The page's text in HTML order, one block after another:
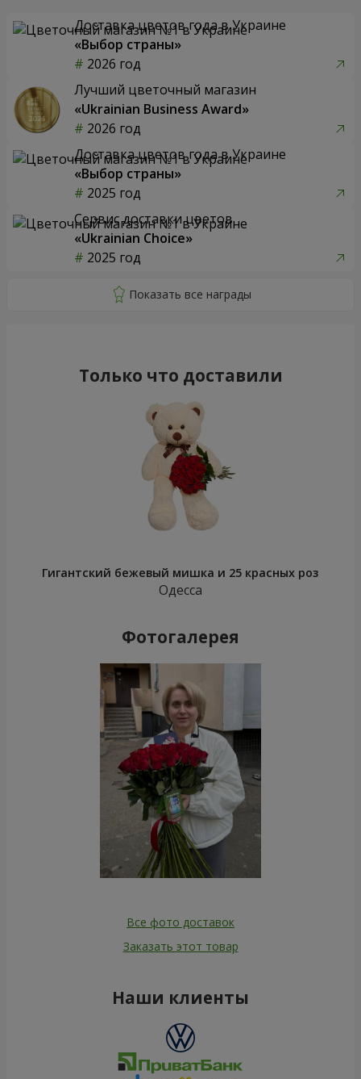
Доставка цветов года в Украине
«Выбор страны»
2026 год
Лучший цветочный магазин
«Ukrainian Business Award»
2026 год
Доставка цветов года в Украине
«Выбор страны»
2025 год
Сервис доставки цветов
«Ukrainian Choice»
2025 год
Только что доставили
Гигантский бежевый мишка и 25 красных роз
Одесса
Фотогалерея
Все фото доставок
Заказать этот товар
Наши клиенты